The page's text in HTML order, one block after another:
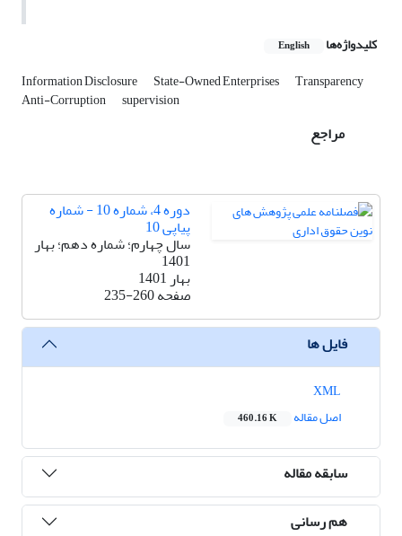
کلیدواژه‌ها English
Information Disclosure State-Owned Enterprises Transparency
Anti-Corruption supervision
مراجع
دوره 4، شماره 10 - شماره
پیاپی 10
سال چهارم؛ شماره دهم؛ بهار
1401
بهار 1401
صفحه235-260
فایل ها
اصل مقاله
460.16 K
سابقه مقاله
هم رسانی